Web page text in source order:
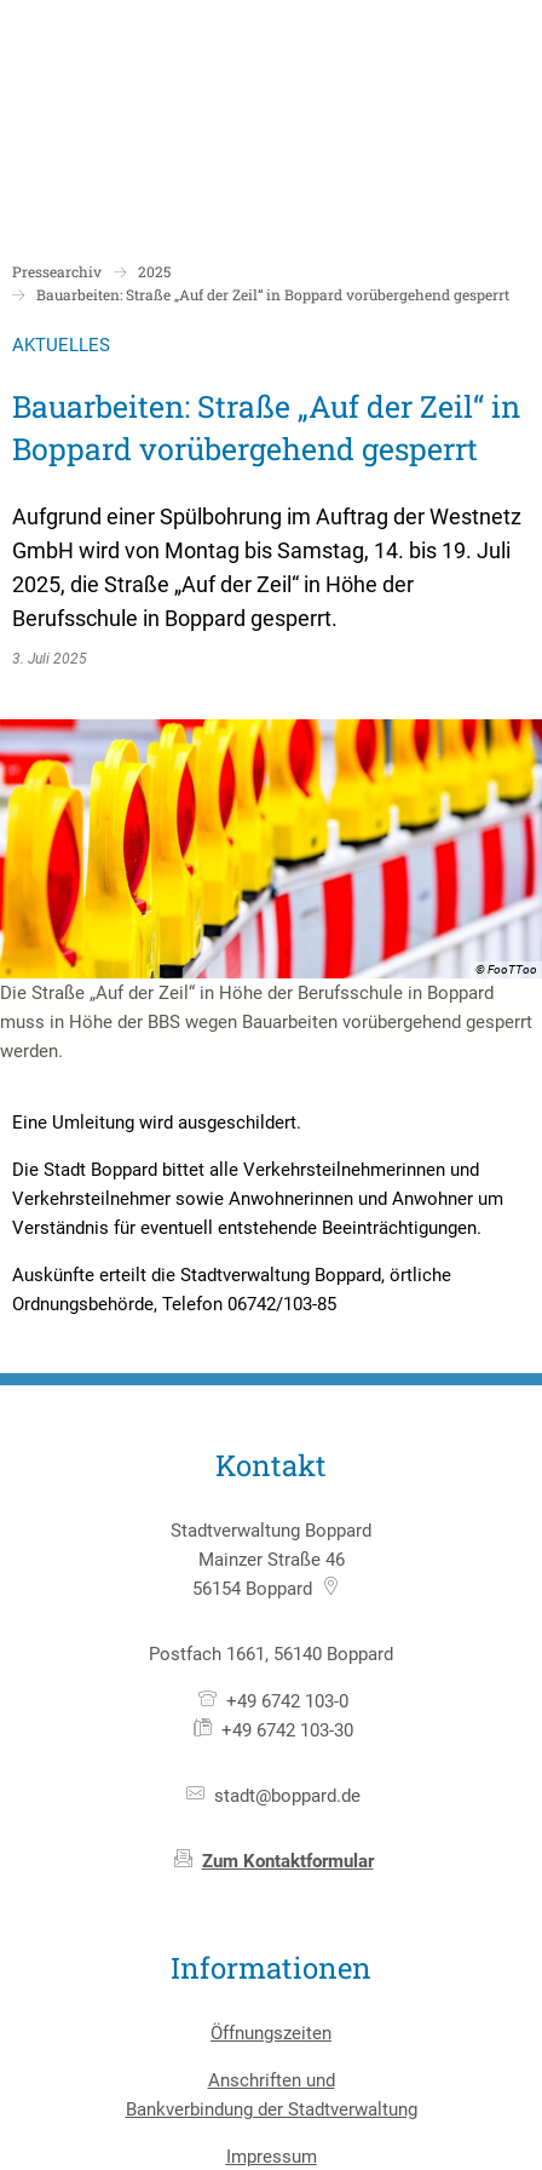
Mandatsträger/innen
Ratsinformation LOGIN für Mandatsträger
Sitzungskalender
Sitzungsbekanntmachungen
Textrecherche
Livestream Sitzungen auf Youtube
Stadtentwicklung/Konzepte
Klimaschutz in Boppard
Pressemitteilungen
Öffentliche Bekanntmachungen
Bauleitplanung
Baugrundstücke
Gewerbe-Anmeldung/Ummeldung/
Gewerberegisterauskunft
Grundsteuerreform
Haushaltsplan
Satzungen und Richtlinien
Museum
Gleichstellungsbeauftragte
Ukrainehilfe
Ortsbezirke
Freizeit, Kultur und Tourismus
Freibad
Stadthalle
Schutzhütten
Bücher-Shop
Anlegezeiten
Pressearchiv
2025
Bauarbeiten: Straße „Auf der Zeil“ in Boppard vorübergehend gesperrt
AKTUELLES
Bauarbeiten: Straße „Auf der Zeil“ in
Boppard vorübergehend gesperrt
Aufgrund einer Spülbohrung im Auftrag der Westnetz
GmbH wird von Montag bis Samstag, 14. bis 19. Juli
2025, die Straße „Auf der Zeil“ in Höhe der
Berufsschule in Boppard gesperrt.
3. Juli 2025
© FooTToo
Die Straße „Auf der Zeil“ in Höhe der Berufsschule in Boppard
muss in Höhe der BBS wegen Bauarbeiten vorübergehend gesperrt
werden.
Eine Umleitung wird ausgeschildert.
Die Stadt Boppard bittet alle Verkehrsteilnehmerinnen und
Verkehrsteilnehmer sowie Anwohnerinnen und Anwohner um
Verständnis für eventuell entstehende Beeinträchtigungen.
Auskünfte erteilt die Stadtverwaltung Boppard, örtliche
Ordnungsbehörde, Telefon 06742/103-85
Kontakt
Stadtverwaltung Boppard
Mainzer Straße 46
56154 Boppard
Postfach 1661, 56140 Boppard
+49 6742 103-0
+49 6742 103-30
stadt@boppard.de
Zum Kontaktformular
Informationen
Öffnungszeiten
Anschriften und
Bankverbindung der Stadtverwaltung
Impressum